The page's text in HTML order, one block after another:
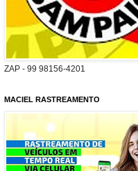
ZAP - 99 98156-4201
MACIEL RASTREAMENTO